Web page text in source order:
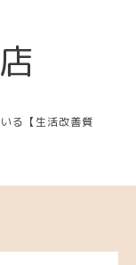
る【生活改善質